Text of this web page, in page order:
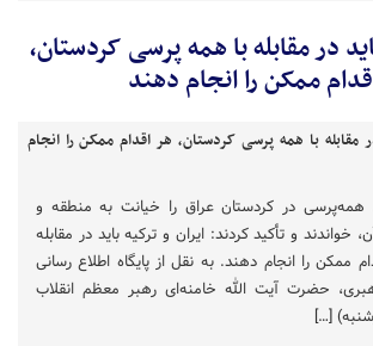
در مقابله با همه پرسی کردستان،
ممکن را انجام دهند
همه‌پرسی در کردستان عراق را خیانت به منطقه و
خواندند و تأکید کردند: ایران و ترکیه باید در مقابله
ممکن را انجام دهند. به نقل از پایگاه اطلاع رسانی
حضرت آیت الله خامنه‌ای رهبر معظم انقلاب
[…]